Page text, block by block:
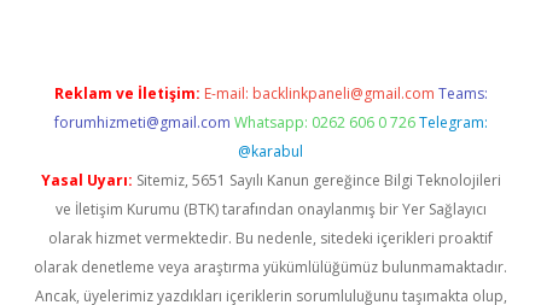
Reklam ve İletişim: E-mail: backlinkpaneli@gmail.com Teams:
forumhizmeti@gmail.com Whatsapp: 0262 606 0 726 Telegram:
@karabul
Yasal Uyarı: Sitemiz, 5651 Sayılı Kanun gereğince Bilgi Teknolojileri
ve İletişim Kurumu (BTK) tarafından onaylanmış bir Yer Sağlayıcı
olarak hizmet vermektedir. Bu nedenle, sitedeki içerikleri proaktif
olarak denetleme veya araştırma yükümlülüğümüz bulunmamaktadır.
Ancak, üyelerimiz yazdıkları içeriklerin sorumluluğunu taşımakta olup,